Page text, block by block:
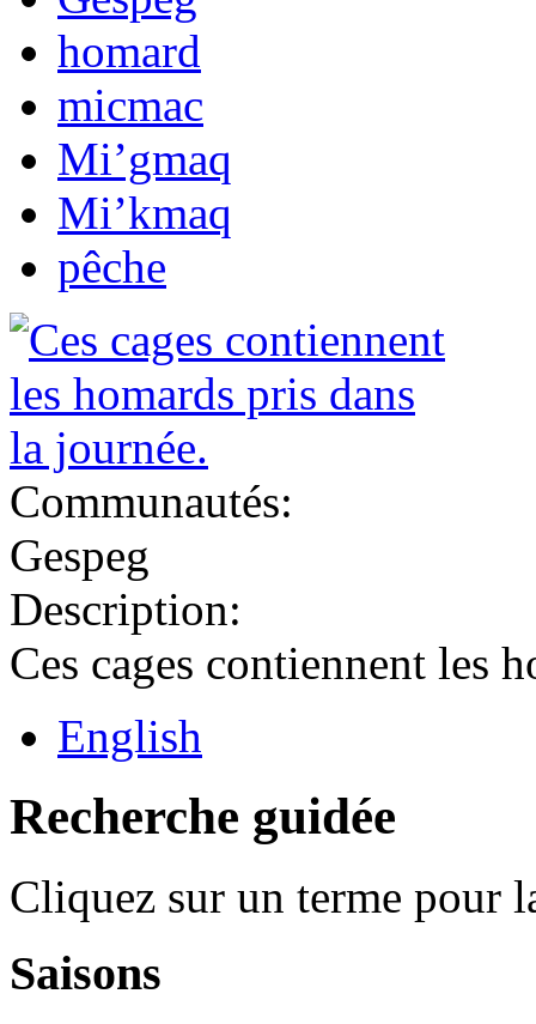
homard
micmac
Mi’gmaq
Mi’kmaq
pêche
Communautés:
Gespeg
Description:
Ces cages contiennent les
English
Recherche guidée
Cliquez sur un terme pour
Saisons